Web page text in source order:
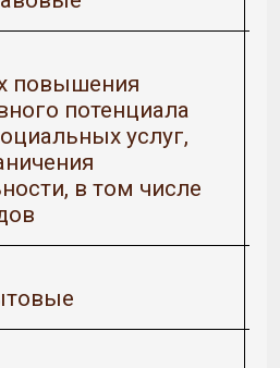
повышения
потенциала
услуг,
в том числе